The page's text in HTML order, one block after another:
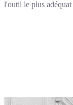
l'outil le plus